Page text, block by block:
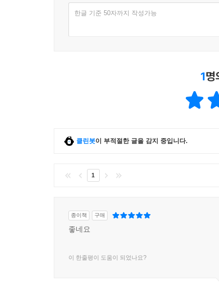
‘광저우에서 총파업이 결의됐다.’
어제부터 붉은색 밑줄이 그어진 이 무선 전보가
소설은 날짜와 시간을 병기하며 서술자 ‘나’의
▶ 부조리할지라도 인생은 무의미한 것이 아니다!
총 대신 펜을 든 행동하는 지성 앙드레 말로의 인
스페인 내전 당시 비행기 조종사로 참여한 전투
프랑스 드골 정권에서 십여 년간 문화부 장관
국한하여 읽힐 수 있는 『정복자들』은 원하는
한글 기준 50자까지 작성가능
1명
클린봇이 부적절한 글을 감지 중입니다.
1
종이책 구매
좋네요
이 한줄평이 도움이 되었나요?